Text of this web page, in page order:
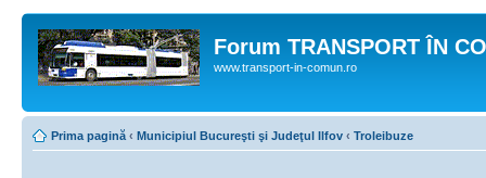
Forum TRANSPORT ÎN
www.transport-in-comun.ro
Prima pagină ‹ Municipiul Bucureşti şi Judeţul Ilfov ‹ Troleibuze